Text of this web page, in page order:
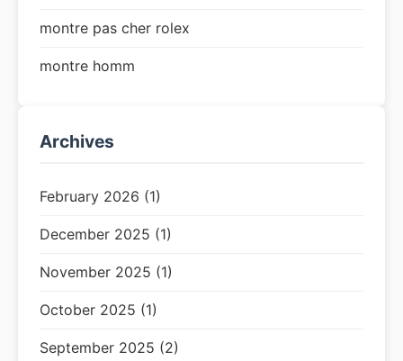
montre pas cher rolex
montre homm
Archives
February 2026 (1)
December 2025 (1)
November 2025 (1)
October 2025 (1)
September 2025 (2)